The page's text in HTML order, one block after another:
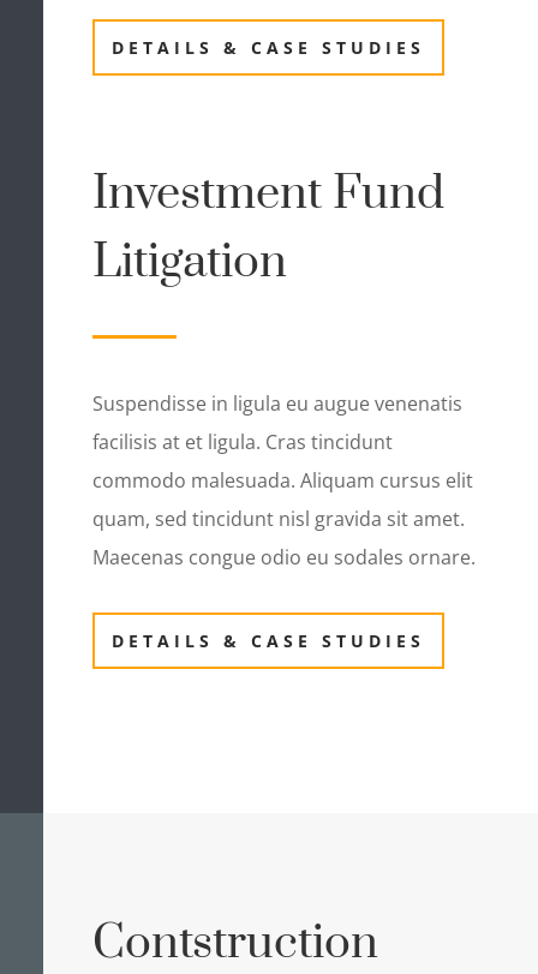
DETAILS & CASE STUDIES
Investment Fund
Litigation
Suspendisse in ligula eu augue venenatis
facilisis at et ligula. Cras tincidunt
commodo malesuada. Aliquam cursus elit
quam, sed tincidunt nisl gravida sit amet.
Maecenas congue odio eu sodales ornare.
DETAILS & CASE STUDIES
Contstruction